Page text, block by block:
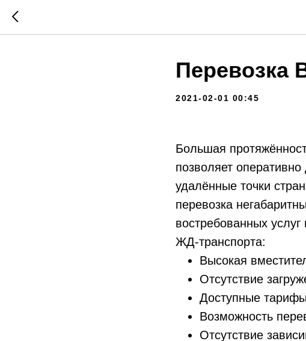
Перевозка
2021-02-01 00:45
Большая
позволяет
удалённые точки
перевозка
востребованных
ЖД-транспорта:
Высокая
Отсутствие
Доступные
Возможность
Отсутствие